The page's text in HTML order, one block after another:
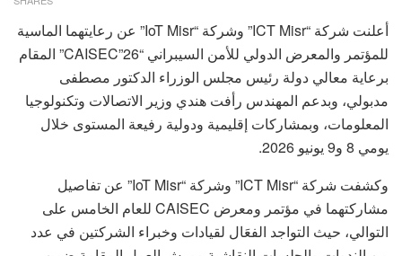
أعلنت شركة “ICT Misr” وشركة “IoT Misr” عن رعايتهما الماسية
للمؤتمر والمعرض الدولي للأمن السيبراني “CAISEC”26” المقام
برعاية معالي دولة رئيس مجلس الوزراء الدكتور مصطفى
مدبولي، وبدعم المهندس رأفت هندي وزير الاتصالات وتكنولوجيا
المعلومات، وبمشاركات إقليمية ودولية رفيعة المستوى خلال
يومي 8 و9 يونيو 2026.
وكشفت شركة “ICT Misr” وشركة “IoT Misr” عن تفاصيل
مشاركتهما في مؤتمر ومعرض CAISEC للعام الخامس على
التوالي، حيث التواجد الفعَال لقيادات وخبراء الشركتين في عدد